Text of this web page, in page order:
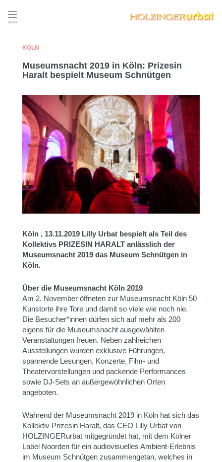
MENÜ
KÖLN
Museumsnacht 2019 in Köln: Prizesin
Haralt bespielt Museum Schnütgen
Köln , 13.11.2019 Lilly Urbat bespielt als Teil des
Kollektivs PRIZESIN HARALT anlässlich der
Museumsnacht 2019 das Museum Schnütgen in
Köln.
Über die Museumsnacht Köln 2019
Am 2. November öffneten zur Museumsnacht Köln 50
Kunstorte ihre Tore und damit so viele wie noch nie.
Die Besucher*innen dürfen sich auf mehr als 200
eigens für die Museumsnacht ausgewählten
Veranstaltungen freuen. Neben zahlreichen
Ausstellungen wurden exklusive Führungen,
spannende Lesungen, Konzerte, Film- und
Theatervorstellungen und packende Performances
sowie DJ-Sets an außergewöhnlichen Orten
angeboten.
Während der Museumsnacht 2019 in Köln hat sich das
Kollektiv Prizesin Haralt, das CEO Lilly Urbat von
HOLZINGERurbat mitgegründet hat, mit dem Kölner
Label Noorden für ein audiovisuelles Ambient-Erlebnis
im Museum Schnütgen zusammengetan, welches in